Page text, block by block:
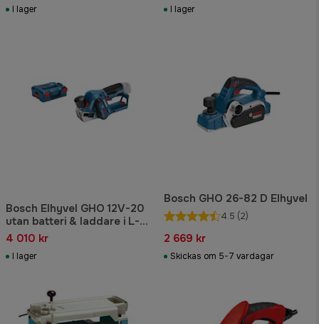
I lager I lager
Bosch Elhyvel GHO 12V-20
utan batteri & laddare i L-
BOXX
4 010 kr
I lager
Bosch GHO 26-82 D Elhyvel
4.5 (2)
2 669 kr
Skickas om 5-7 vardagar